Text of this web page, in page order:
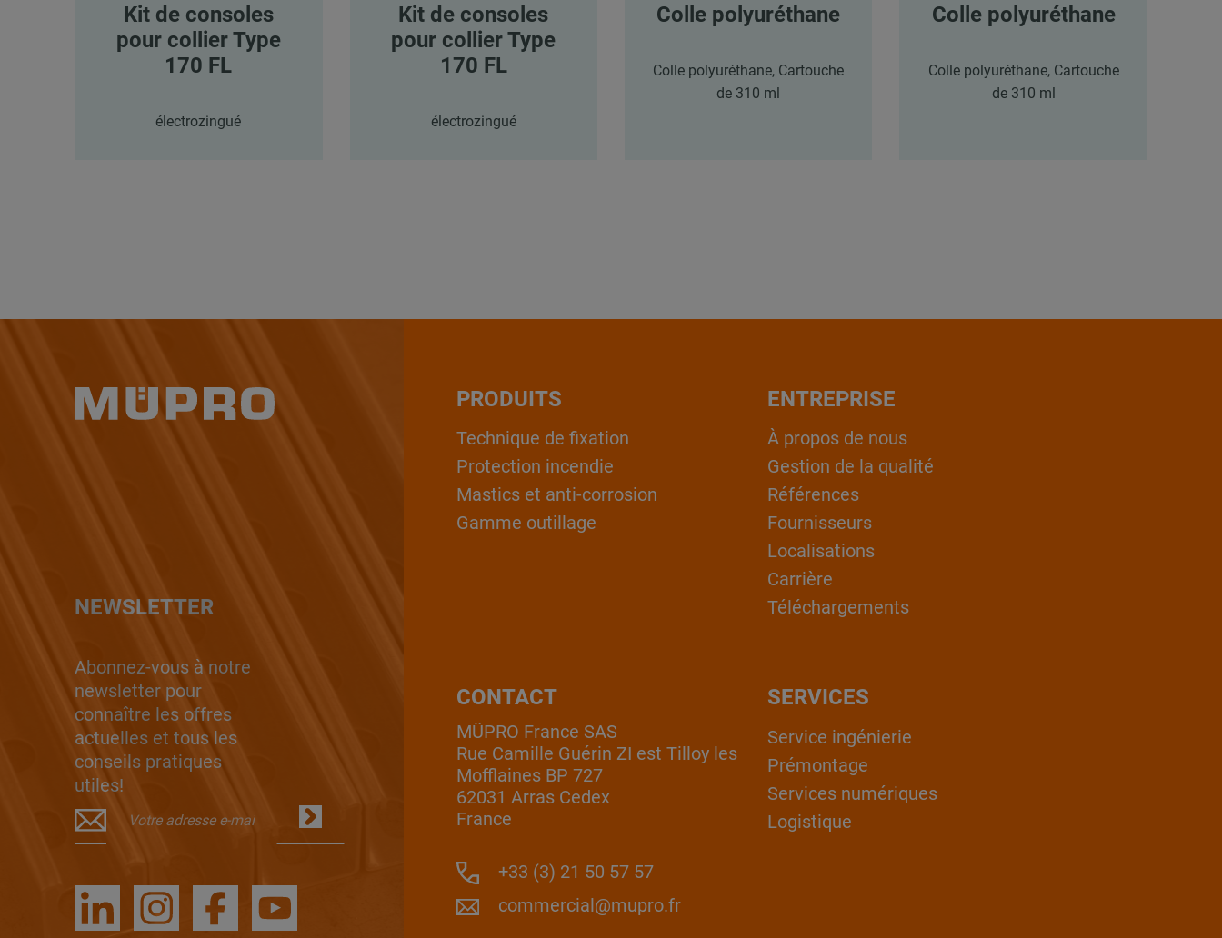
Kit de consoles
pour collier Type
170 FL
électrozingué
Kit de consoles
pour collier Type
170 FL
électrozingué
Colle polyuréthane
Colle polyuréthane, Cartouche
de 310 ml
Colle polyuréthane
Colle polyuréthane, Cartouche
de 310 ml
NEWSLETTER
Abonnez-vous à notre
newsletter pour
connaître les offres
actuelles et tous les
conseils pratiques
utiles!
PRODUITS
Technique de fixation
Protection incendie
Mastics et anti-corrosion
Gamme outillage
ENTREPRISE
À propos de nous
Gestion de la qualité
Références
Fournisseurs
Localisations
Carrière
Téléchargements
CONTACT
MÜPRO France SAS
Rue Camille Guérin ZI est Tilloy les
Mofflaines BP 727
62031 Arras Cedex
France
+33 (3) 21 50 57 57
commercial@mupro.fr
SERVICES
Service ingénierie
Prémontage
Services numériques
Logistique